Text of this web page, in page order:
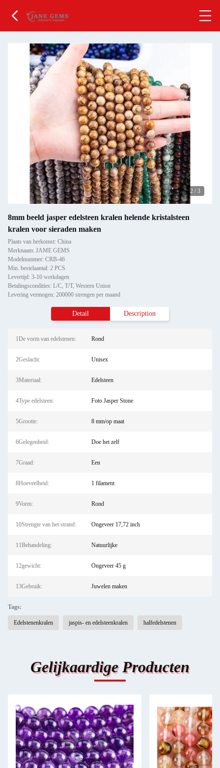
2 / 3
8mm beeld jasper edelsteen kralen helende kristalsteen
kralen voor sieraden maken
Plaats van herkomst: China
Merknaam: JAME GEMS
Modelnummer: CRB-46
Min. bestelaantal: 2 PCS
Levertijd: 3-10 werkdagen
Betalingscondities: L/C, T/T, Western Union
Levering vermogen: 200000 strengen per maand
Detail Description
1De vorm van edelstenen: Rond
2Geslacht: Unisex
3Materiaal: Edelsteen
4Type edelsteen: Foto Jasper Stone
5Grootte: 8 mm/op maat
6Gelegenheid: Doe het zelf
7Graad: Een
8Hoeveelheid: 1 filament
9Vorm: Rond
10Strengte van het strand: Ongeveer 17,72 inch
11Behandeling: Natuurlijke
12gewicht: Ongeveer 45 g
13Gebruik: Juwelen maken
Tags:
Edelstenenkralen jaspis- en edelsteenkralen halfedelstenen
Gelijkaardige Producten